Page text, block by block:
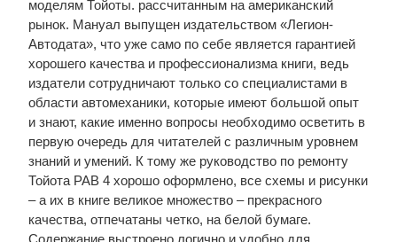
моделям Тойоты. рассчитанным на американский
рынок. Мануал выпущен издательством «Легион-
Автодата», что уже само по себе является гарантией
хорошего качества и профессионализма книги, ведь
издатели сотрудничают только со специалистами в
области автомеханики, которые имеют большой опыт
и знают, какие именно вопросы необходимо осветить в
первую очередь для читателей с различным уровнем
знаний и умений. К тому же руководство по ремонту
Тойота РАВ 4 хорошо оформлено, все схемы и рисунки
– а их в книге великое множество – прекрасного
качества, отпечатаны четко, на белой бумаге.
Содержание выстроено логично и удобно для